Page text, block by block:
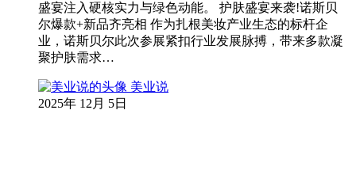
盛宴注入硬核实力与绿色动能。 护肤盛宴来袭!诺斯贝
尔爆款+新品齐亮相 作为扎根美妆产业生态的标杆企
业，诺斯贝尔此次参展紧扣行业发展脉搏，带来多款凝
聚护肤需求…
美业说
2025年 12月 5日